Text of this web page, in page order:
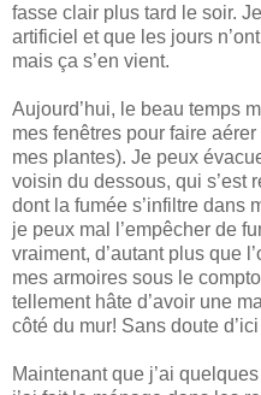
fasse clair plus tard le soir.
artificiel et que les jours
mais ça s’en vient.
Aujourd’hui, le beau temps
mes fenêtres pour faire
mes plantes). Je peux
voisin du dessous, qui s’est
dont la fumée s’infiltre dans
je peux mal l’empêcher de
vraiment, d’autant plus que
mes armoires sous le
tellement hâte d’avoir une
côté du mur! Sans doute
Maintenant que j’ai